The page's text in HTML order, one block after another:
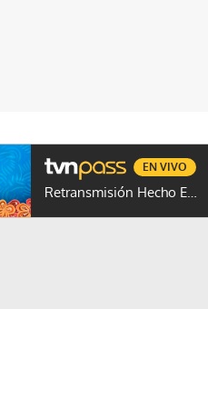
PROGRAMAS GENTE TVN
Retransmisión Hecho En Panamá
EN VIVO